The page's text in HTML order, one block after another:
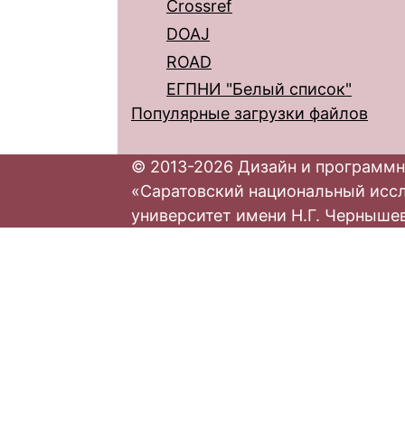
Crossref
DOAJ
ROAD
ЕГПНИ "Белый список"
Популярные загрузки файлов
© 2013-2026 Дизайн и
«Саратовский национальный
университет имени Н.Г.